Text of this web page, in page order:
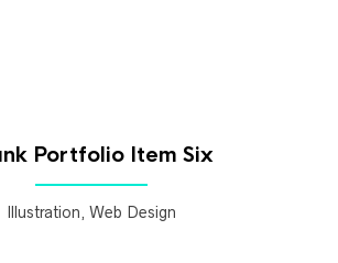
Portfolio Item Six
Illustration, Web Design